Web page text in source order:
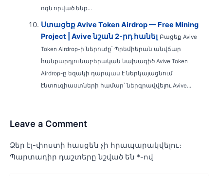
ոգևորված ենք...
Ստացեք Avive Token Airdrop — Free Mining
Project | Avive նշան 2-րդ հանել Բացեք Avive
Token Airdrop-ի ներուժը՝ Պրեմիերան անվճար
հանքարդյունաբերական նախագիծ Avive Token
Airdrop-ը եզակի դարպաս է ներկայացնում
էնտուզիաստների համար՝ ներգրավվելու Avive...
Leave a Comment
Ձեր էլ-փոստի հասցեն չի հրապարակվելու։
Պարտադիր դաշտերը նշված են *-ով